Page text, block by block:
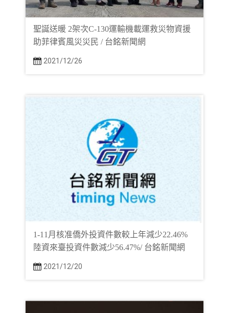
聖誕送暖 2架次C-130運輸機載運救災物資援
助菲律賓風災災民 / 台銘新聞網
2021/12/26
1-11月核准僑外投資件數較上年減少22.46%
陸資來臺投資件數減少56.47%/ 台銘新聞網
2021/12/20